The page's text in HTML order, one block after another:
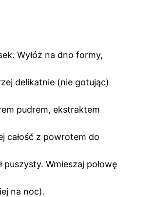
Wyłóż na dno formy,
delikatnie (nie gotując)
pudrem, ekstraktem
całość z powrotem do
Wmieszaj połowę
na noc).